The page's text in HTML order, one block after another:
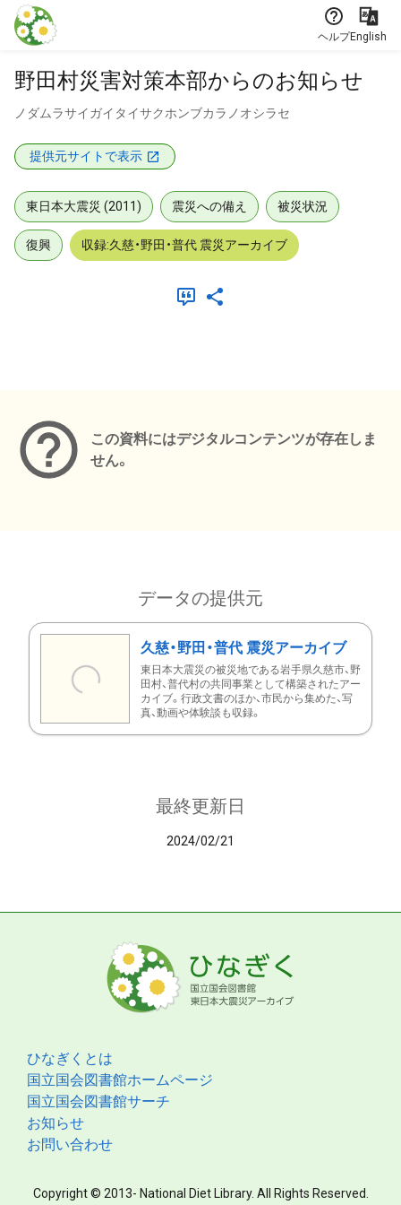
本文に飛ぶ
ヘルプEnglish
野田村災害対策本部からのお知らせ
ノダムラサイガイタイサクホンブカラノオシラセ
提供元サイトで表示
東日本大震災 (2011) 震災への備え 被災状況
復興 収録:久慈・野田・普代 震災アーカイブ
この資料にはデジタルコンテンツが存在しま
せん。
データの提供元
久慈・野田・普代 震災アーカイブ
東日本大震災の被災地である岩手県久慈市、野
田村、普代村の共同事業として構築されたアー
カイブ。行政文書のほか、市民から集めた、写
真、動画や体験談も収録。
最終更新日
2024/02/21
ひなぎくとは
国立国会図書館ホームページ
国立国会図書館サーチ
お知らせ
お問い合わせ
Copyright © 2013- National Diet Library. All Rights Reserved.